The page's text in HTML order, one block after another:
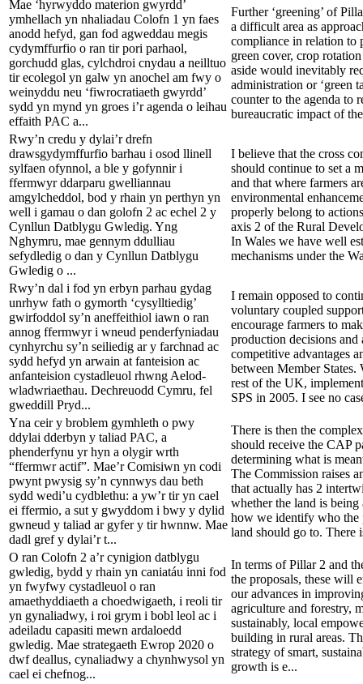
Mae ‘hyrwyddo materion gwyrdd’
ymhellach yn nhaliadau Colofn 1 yn faes
anodd hefyd, gan fod agweddau megis
cydymffurfio o ran tir pori parhaol,
gorchudd glas, cylchdroi cnydau a neilltuo
tir ecolegol yn galw yn anochel am fwy o
weinyddu neu ‘fiwrocratiaeth gwyrdd’
sydd yn mynd yn groes i’r agenda o leihau
effaith PAC a...
Further ‘greening’ of
a difficult area as
compliance in relation to
green cover, crop
aside would inevitably
administration or ‘green
counter to the agenda to
bureaucratic impact of
Rwy’n credu y dylai’r drefn
drawsgydymffurfio barhau i osod llinell
sylfaen ofynnol, a ble y gofynnir i
ffermwyr ddarparu gwelliannau
amgylcheddol, bod y rhain yn perthyn yn
well i gamau o dan golofn 2 ac echel 2 y
Cynllun Datblygu Gwledig. Yng
Nghymru, mae gennym ddulliau
sefydledig o dan y Cynllun Datblygu
Gwledig o ...
I believe that the cross
should continue to set a
and that where farmers
environmental
properly belong to
axis 2 of the Rural
In Wales we have well
mechanisms under the
Rwy’n dal i fod yn erbyn parhau gydag
unrhyw fath o gymorth ‘cysylltiedig’
gwirfoddol sy’n aneffeithiol iawn o ran
annog ffermwyr i wneud penderfyniadau
cynhyrchu sy’n seiliedig ar y farchnad ac
sydd hefyd yn arwain at fanteision ac
anfanteision cystadleuol rhwng Aelod-
wladwriaethau. Dechreuodd Cymru, fel
gweddill Pryd...
I remain opposed to
voluntary coupled
encourage farmers to
production decisions and
competitive advantages
between Member States.
rest of the UK,
SPS in 2005. I see no
Yna ceir y broblem gymhleth o pwy
ddylai dderbyn y taliad PAC, a
phenderfynu yr hyn a olygir wrth
“ffermwr actif”. Mae’r Comisiwn yn codi
pwynt pwysig sy’n cynnwys dau beth
sydd wedi’u cydblethu: a yw’r tir yn cael
ei ffermio, a sut y gwyddom i bwy y dylid
gwneud y taliad ar gyfer y tir hwnnw. Mae
dadl gref y dylai’r t...
There is then the
should receive the CAP
determining what is
The Commission raises
that actually has 2
whether the land is
how we identify who the
land should go to. There
O ran Colofn 2 a’r cynigion datblygu
gwledig, bydd y rhain yn caniatáu inni fod
yn fwyfwy cystadleuol o ran
amaethyddiaeth a choedwigaeth, i reoli tir
yn gynaliadwy, i roi grym i bobl leol ac i
adeiladu capasiti mewn ardaloedd
gwledig. Mae strategaeth Ewrop 2020 o
dwf deallus, cynaliadwy a chynhwysol yn
cael ei chefnog...
In terms of Pillar 2 and
the proposals, these will
our advances in
agriculture and forestry,
sustainably, local
building in rural areas.
strategy of smart,
growth is e...